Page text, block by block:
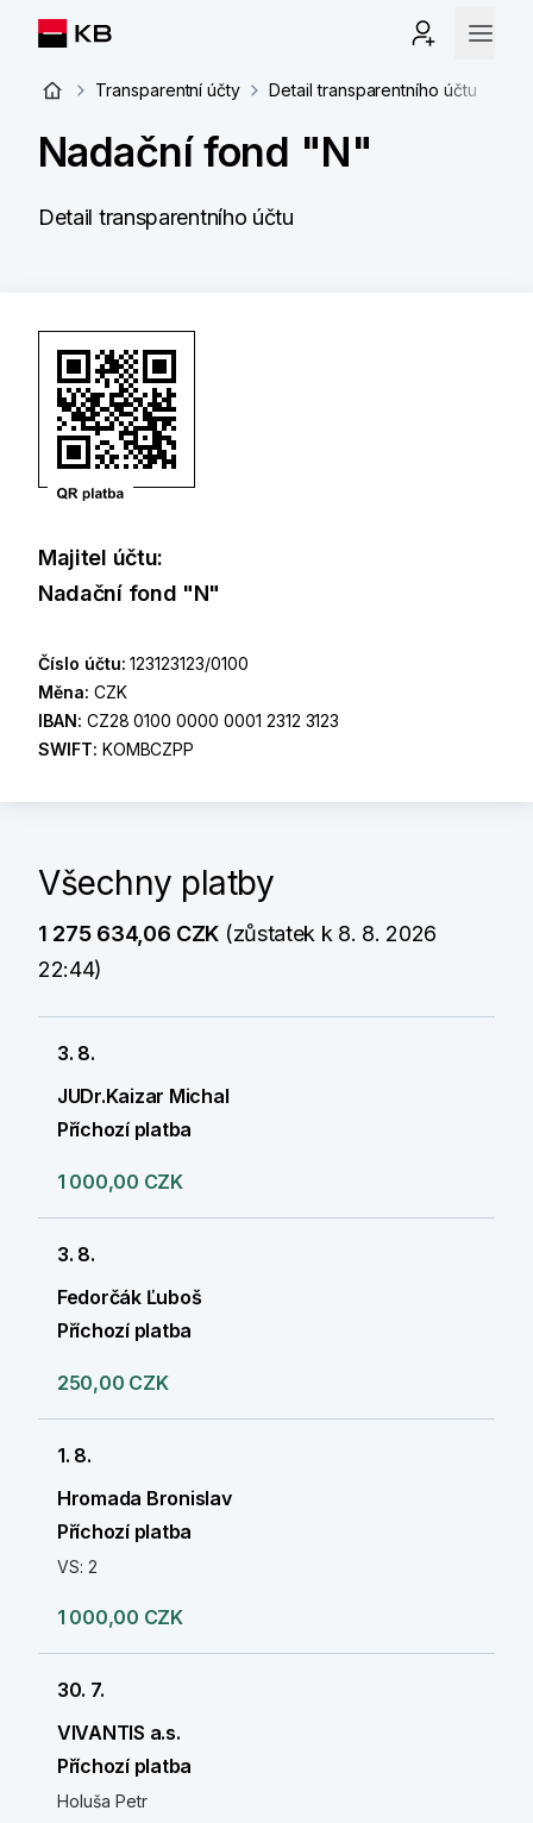
Transparentní účty Detail transparentního účtu
Nadační fond "N"
Detail transparentního účtu
Majitel účtu:
Nadační fond "N"
Číslo účtu:123123123/0100
Měna: CZK
IBAN: CZ28 0100 0000 0001 2312 3123
SWIFT: KOMBCZPP
Všechny platby
1 275 634,06 CZK (zůstatek k 8. 8. 2026
22:44)
3. 8.
JUDr.Kaizar Michal
Příchozí platba
1 000,00 CZK
3. 8.
Fedorčák Ľuboš
Příchozí platba
250,00 CZK
1. 8.
Hromada Bronislav
Příchozí platba
VS: 2
1 000,00 CZK
30. 7.
VIVANTIS a.s.
Příchozí platba
Holuša Petr